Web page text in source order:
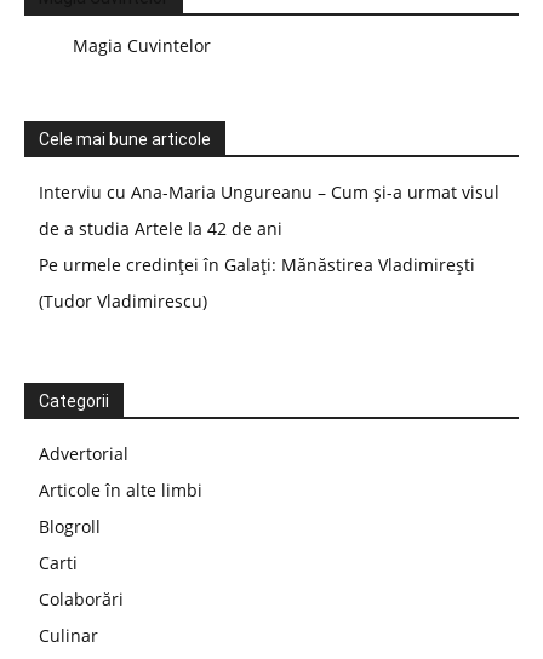
Magia Cuvintelor
Cele mai bune articole
Interviu cu Ana-Maria Ungureanu – Cum și-a urmat visul
de a studia Artele la 42 de ani
Pe urmele credinței în Galați: Mănăstirea Vladimirești
(Tudor Vladimirescu)
Categorii
Advertorial
Articole în alte limbi
Blogroll
Carti
Colaborări
Culinar